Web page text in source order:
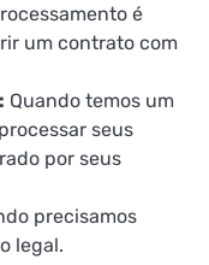
é
um contrato com
Quando temos um
seus
por seus
precisamos
legal.